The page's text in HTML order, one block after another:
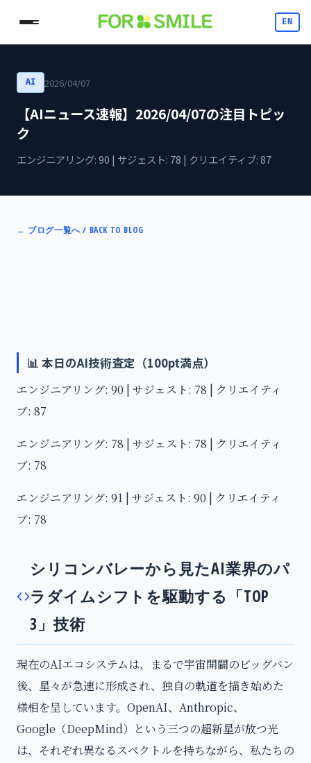
EN
AI 2026/04/07
【AIニュース速報】2026/04/07の注目トピッ
ク
エンジニアリング: 90 | サジェスト: 78 | クリエイティブ: 87
← ブログ一覧へ / BACK TO BLOG
📊 本日のAI技術査定（100pt満点）
エンジニアリング: 90 | サジェスト: 78 | クリエイティ
ブ: 87
エンジニアリング: 78 | サジェスト: 78 | クリエイティ
ブ: 78
エンジニアリング: 91 | サジェスト: 90 | クリエイティ
ブ: 78
シリコンバレーから見たAI業界のパ
ラダイムシフトを駆動する「TOP
3」技術
現在のAIエコシステムは、まるで宇宙開闢のビッグバン
後、星々が急速に形成され、独自の軌道を描き始めた
様相を呈しています。OpenAI、Anthropic、
Google（DeepMind）という三つの超新星が放つ光
は、それぞれ異なるスペクトルを持ちながら、私たちの